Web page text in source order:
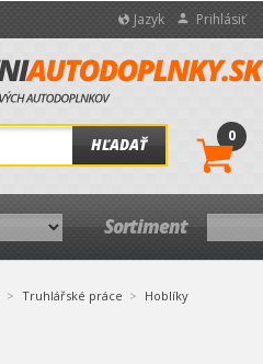
Jazyk Prihlásiť
HĽADAŤ 0
Sortiment
Truhlářské práce Hoblíky